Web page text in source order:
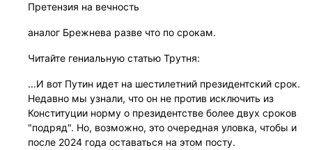
Претензия на вечность
аналог Брежнева разве что по срокам.
Читайте гениальную статью Трутня:
...И вот Путин идет на шестилетний президентский срок.
Недавно мы узнали, что он не против исключить из
Конституции норму о президентстве более двух сроков
"подряд". Но, возможно, это очередная уловка, чтобы и
после 2024 года оставаться на этом посту.